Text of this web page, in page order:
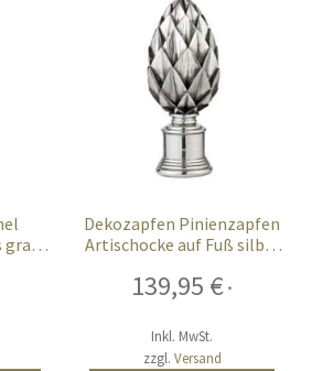
grau
Dekozapfen Pinienzapfen
Artischocke auf Fuß silber
139,95 € *
Inkl. MwSt.
zzgl. Versand